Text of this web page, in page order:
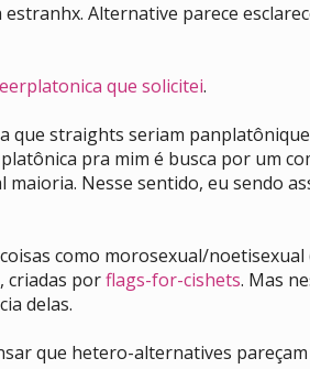
Alternative parece
que solicitei.
que straights seriam
pra mim é busca por um
Nesse sentido, eu sendo
como morosexual/
criadas porflags-for-cishets. Mas
delas.
que hetero-alternatives